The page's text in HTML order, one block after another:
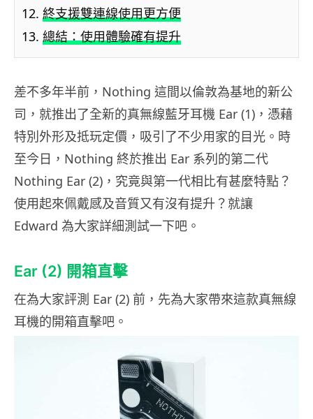
終支援雙連線使用更方便
總結：使用體驗確有提升
差不多年半前，Nothing 這間以倫敦為基地的新公
司，就推出了全新的真無線藍牙耳機 Ear (1)，憑藉
特別外形及抵玩定價，吸引了不少用家的目光。時
至今日，Nothing 終於推出 Ear 系列的第二代
Nothing Ear (2)，究竟與第一代相比有甚麼特點？
使用起來佩戴感及音質又有沒有提升？就讓
Edward 為大家詳細測試一下吧。
Ear (2) 開箱直擊
在為大家評測 Ear (2) 前，先為大家帶來這款真無線
耳機的開箱直擊吧。